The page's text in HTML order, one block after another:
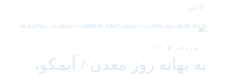
اخبار
۱ خرداد, ۱۴۰۵
به بهانه روز معدن / آیمکو،